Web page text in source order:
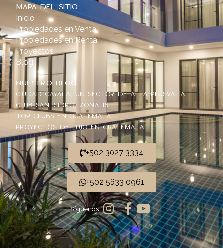
Mapa del sitio
Inicio
Propiedades en Venta
Propiedades en Renta
Proyectos
Blog
Nuestro Blog
Ciudad Cayalá, un sector de alta plusvalía
Club San Isidro, Zona 16
Top Clubs en Guatemala
Proyectos de Lujo en Guatemala
+502 3027 3334
+502 5633 0961
Síguenos